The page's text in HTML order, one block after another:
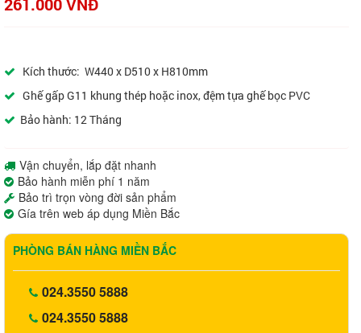
Kích thước: W440 x D510 x H810mm
Ghế gấp G11 khung thép hoặc inox, đệm tựa ghế bọc PVC
Bảo hành: 12 Tháng
Vận chuyển, lắp đặt nhanh
Bảo hành miễn phí 1 năm
Bảo trì trọn vòng đời sản phẩm
Gía trên web áp dụng Miền Bắc
PHÒNG BÁN HÀNG MIỀN BẮC
024.3550 5888
024.3550 5888